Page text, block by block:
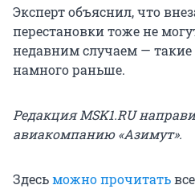
Эксперт объяснил, что
перестановки тоже не
недавним случаем —
намного раньше.
Редакция MSK1.RU
авиакомпанию «Азимут».
Здесьможно прочитать